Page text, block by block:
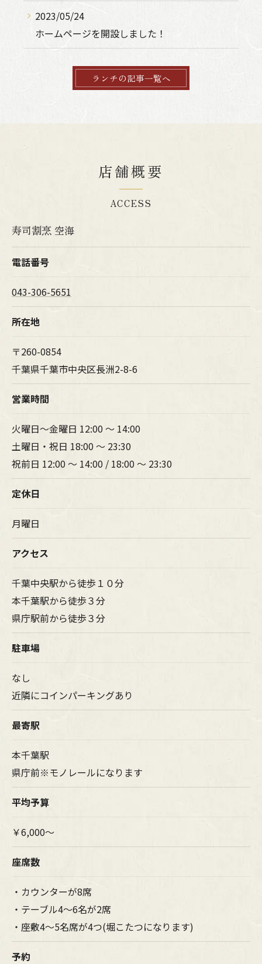
2023/05/24
ホームページを開設しました！
ランチの記事一覧へ
店舗概要
ACCESS
寿司割烹 空海
電話番号
043-306-5651
所在地
〒260-0854
千葉県千葉市中央区長洲2-8-6
営業時間
火曜日～金曜日 12:00 ～ 14:00
土曜日・祝日 18:00 ～ 23:30
祝前日 12:00 ～ 14:00 / 18:00 ～ 23:30
定休日
月曜日
アクセス
千葉中央駅から徒歩１０分
本千葉駅から徒歩３分
県庁駅前から徒歩３分
駐車場
なし
近隣にコインパーキングあり
最寄駅
本千葉駅
県庁前※モノレールになります
平均予算
￥6,000～
座席数
・カウンターが8席
・テーブル4～6名が2席
・座敷4〜5名席が4つ(堀こたつになります)
予約